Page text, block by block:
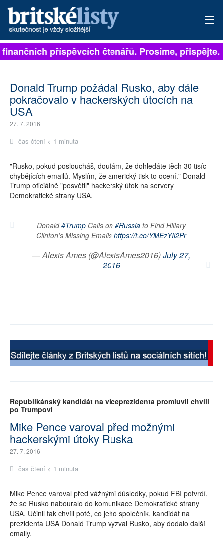
PŘIHLÁSIT
ARCHIV
ROZHOVORY
TÉMATA
NEJČTENĚJŠÍ ZA 7 DNÍ
AUTOŘI
SOCIÁLNÍ SÍTĚ
RUBRIKY
příspěvcích čtenářů. Prosíme,
Donald Trump požádal Rusko, aby dále
pokračovalo v hackerských útocích na
USA
27. 7. 2016
čas čtení < 1 minuta
"Rusko, pokud posloucháš, doufám, že dohledáte těch 30 tisíc
chybějících emailů. Myslím, že americký tisk to ocení." Donald
Trump oficiálně "posvětil" hackerský útok na servery
Demokratické strany USA.
Donald#Trump Calls on #Russia to Find Hillary
Clinton’s Missing Emails https://t.co/YMEzYIl2Pr
— Alexis Ames (@AlexisAmes2016)July 27,
2016
Republikánský kandidát na viceprezidenta promluvil chvíli
po Trumpovi
Mike Pence varoval před možnými
hackerskými útoky Ruska
27. 7. 2016
čas čtení < 1 minuta
Mike Pence varoval před vážnými důsledky, pokud FBI potvrdí,
že se Rusko nabouralo do komunikace Demokratické strany
USA. Učinil tak chvíli poté, co jeho společník, kandidát na
prezidenta USA Donald Trump vyzval Rusko, aby dodalo další
emaily.